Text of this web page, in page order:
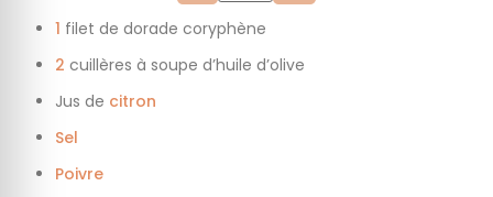
1 filet de dorade coryphène
2 cuillères à soupe d’huile d’olive
Jus de citron
Sel
Poivre